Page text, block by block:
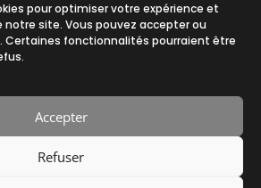
pour optimiser votre expérience et
notre site. Vous pouvez accepter ou
Certaines fonctionnalités pourraient être
Accepter
Refuser
site|Mentions légales|
CGV
Fait avec ♡ en Bretagne par